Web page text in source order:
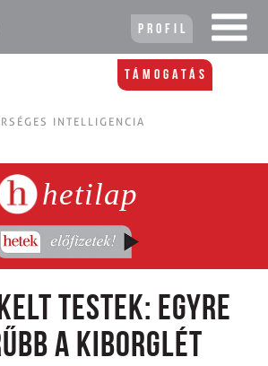
Profil
Támogatás
INTELLIGENCIA
hetilap
testek: Egyre
a kiborglét